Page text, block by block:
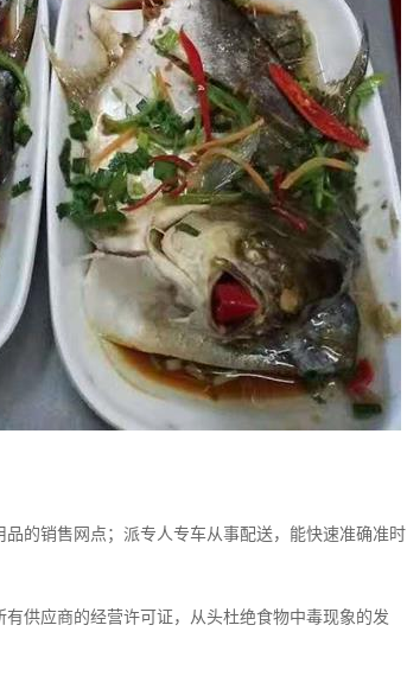
的销售网点；派专人专车从事配送，能快速准确准时
供应商的经营许可证，从头杜绝食物中毒现象的发